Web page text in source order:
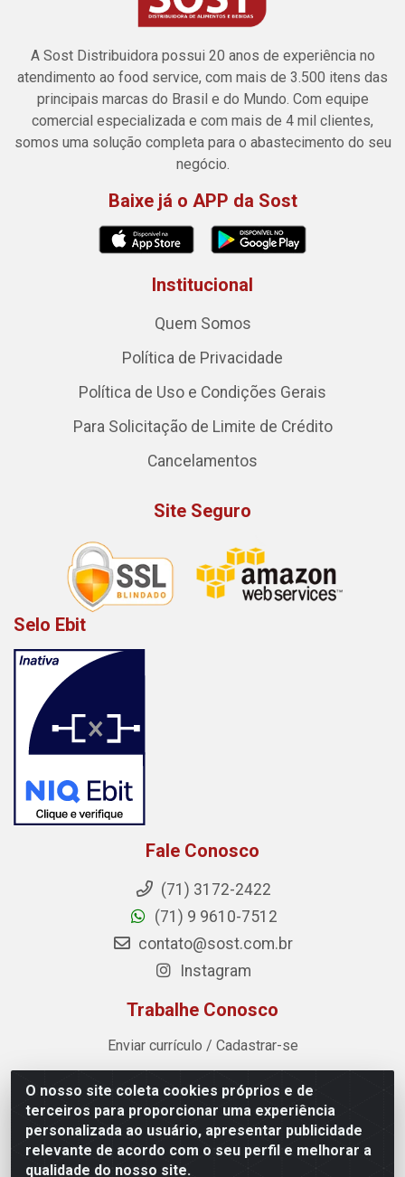
O nosso site coleta cookies próprios e de
terceiros para proporcionar uma experiência
personalizada ao usuário, apresentar publicidade
relevante de acordo com o seu perfil e melhorar a
qualidade do nosso site.
A Sost Distribuidora possui 20 anos de experiência no
atendimento ao food service, com mais de 3.500 itens das
principais marcas do Brasil e do Mundo. Com equipe
comercial especializada e com mais de 4 mil clientes,
somos uma solução completa para o abastecimento do seu
negócio.
Baixe já o APP da Sost
Institucional
Quem Somos
Política de Privacidade
Política de Uso e Condições Gerais
Para Solicitação de Limite de Crédito
Cancelamentos
Site Seguro
Selo Ebit
Fale Conosco
(71) 3172-2422
(71) 9 9610-7512
contato@sost.com.br
Instagram
Trabalhe Conosco
Enviar currículo / Cadastrar-se
Sost Distribuidora - Rua Cândido Rissut, 254 - Recreio
Ipitanga, Lauro de Freitas/BA - CEP 42.700-590 - CNPJ
07.041.307/0001-80